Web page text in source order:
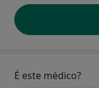
É este médico?